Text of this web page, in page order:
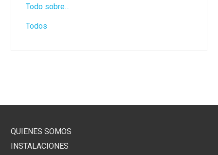
Todo sobre…
Todos
QUIENES SOMOS
INSTALACIONES